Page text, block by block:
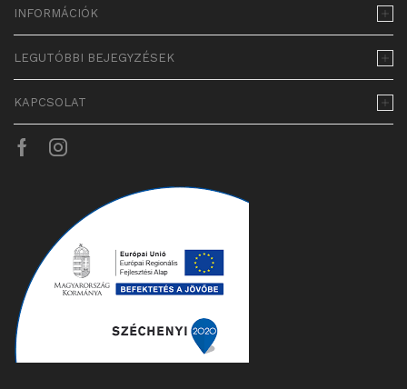
INFORMÁCIÓK
LEGUTÓBBI BEJEGYZÉSEK
KAPCSOLAT
FacebookInstagram